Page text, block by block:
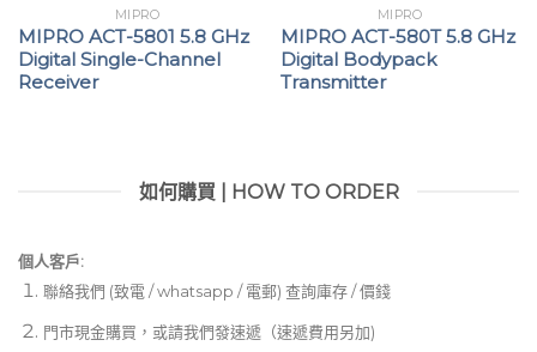
伸縮式框架設計，佩戴穩定舒適，適合講台、舞台或劇
烈運動場合使用。
MIPRO
MIPRO ACT-5801 5.8 GHz
Digital Single-Channel
Receiver
MIPRO
MIPRO ACT-580T 5.8 GHz
Digital Bodypack
Transmitter
如何購買 | HOW TO ORDER
個人客戶:
聯絡我們 (致電 / whatsapp / 電郵) 查詢庫存 / 價錢
門市現金購買，或請我們發速遞（速遞費用另加)